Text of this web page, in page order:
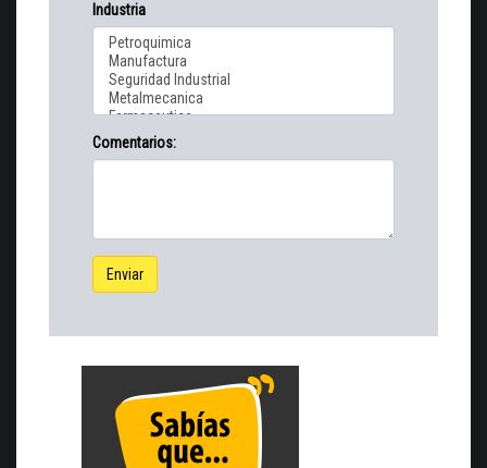
Industria
Comentarios:
Enviar